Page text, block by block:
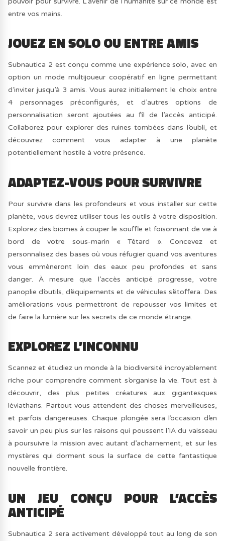
entre vos mains.
JOUEZ EN SOLO OU ENTRE AMIS
Subnautica 2 est conçu comme une expérience solo, avec en
option un mode multijoueur coopératif en ligne permettant
d’inviter jusqu’à 3 amis. Vous aurez initialement le choix entre
4 personnages préconfigurés, et d’autres options de
personnalisation seront ajoutées au fil de l’accès anticipé.
Collaborez pour explorer des ruines tombées dans l’oubli, et
découvrez comment vous adapter à une planète
potentiellement hostile à votre présence.
ADAPTEZ-VOUS POUR SURVIVRE
Pour survivre dans les profondeurs et vous installer sur cette
planète, vous devrez utiliser tous les outils à votre disposition.
Explorez des biomes à couper le souffle et foisonnant de vie à
bord de votre sous-marin « Têtard ». Concevez et
personnalisez des bases où vous réfugier quand vos aventures
vous emmèneront loin des eaux peu profondes et sans
danger. À mesure que l’accès anticipé progresse, votre
panoplie d’outils, d’équipements et de véhicules s’étoffera. Des
améliorations vous permettront de repousser vos limites et
de faire la lumière sur les secrets de ce monde étrange.
EXPLOREZ L’INCONNU
Scannez et étudiez un monde à la biodiversité incroyablement
riche pour comprendre comment s’organise la vie. Tout est à
découvrir, des plus petites créatures aux gigantesques
léviathans. Partout vous attendent des choses merveilleuses,
et parfois dangereuses. Chaque plongée sera l’occasion d’en
savoir un peu plus sur les raisons qui poussent l’IA du vaisseau
à poursuivre la mission avec autant d’acharnement, et sur les
mystères qui dorment sous la surface de cette fantastique
nouvelle frontière.
UN JEU CONÇU POUR L’ACCÈS
ANTICIPÉ
Subnautica 2 sera activement développé tout au long de son